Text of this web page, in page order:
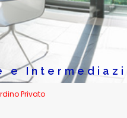
e
Privato